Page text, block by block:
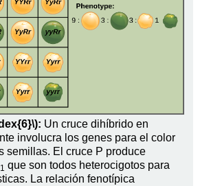
: Un cruce dihíbrido en
involucra los genes para el color
semillas. El cruce P produce
1 que son todos heterocigotos para
La relación fenotípica